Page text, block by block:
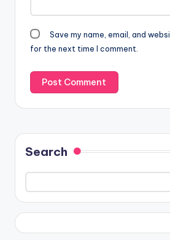
Save my name, email, and
for the next time I comment.
Search